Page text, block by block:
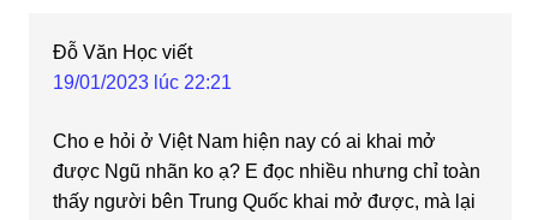
Đỗ Văn Học viết
19/01/2023 lúc 22:21
Cho e hỏi ở Việt Nam hiện nay có ai khai mở
được Ngũ nhãn ko ạ? E đọc nhiều nhưng chỉ toàn
thấy người bên Trung Quốc khai mở được, mà lại